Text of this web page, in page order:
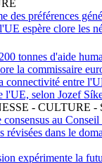
des préférences
espère clore les
200 tonnes d'aide
la commissaire
connectivité entre
l'UE, selon Jozef
- CULTURE -
consensus au
révisées dans le
expérimente la